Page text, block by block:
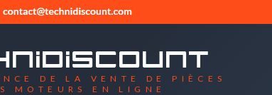
DE LA VENTE DE PIÈCES
MOTEURS EN LIGNE